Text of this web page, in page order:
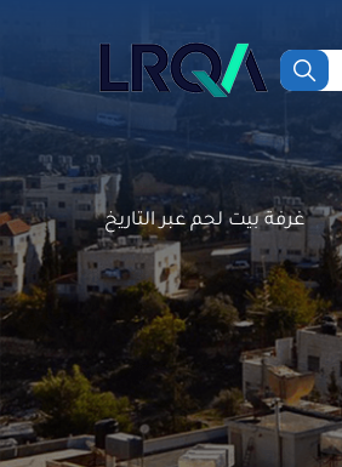
غرفة بيت لحم عبر التاريخ